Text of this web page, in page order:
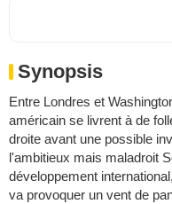
Synopsis
Entre Londres et
américain se livrent à de
droite avant une possible
l'ambitieux mais maladroit
développement
va provoquer un vent de